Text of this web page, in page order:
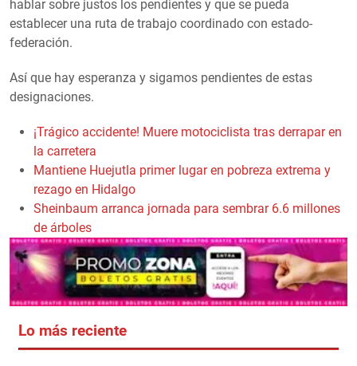
hablar sobre justos los pendientes y que se pueda
establecer una ruta de trabajo coordinado con estado-
federación.
Así que hay esperanza y sigamos pendientes de estas
designaciones.
¡Trágico accidente! Muere motociclista tras derrapar en
la carretera
Mantiene Huejutla primer lugar en pobreza extrema y
rezago en Hidalgo
Sheinbaum arranca jornada para sembrar 6.6 millones
de árboles
Lo más reciente